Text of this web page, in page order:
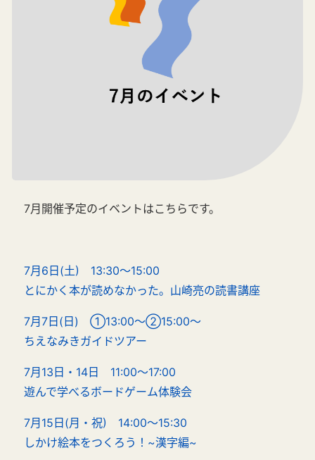
7月開催予定のイベントはこちらです。
7月6日(土) 13:30～15:00
とにかく本が読めなかった。山崎亮の読書講座
7月7日(日) ①13:00～②15:00～
ちえなみきガイドツアー
7月13日・14日 11:00～17:00
遊んで学べるボードゲーム体験会
7月15日(月・祝) 14:00～15:30
しかけ絵本をつくろう！~漢字編~